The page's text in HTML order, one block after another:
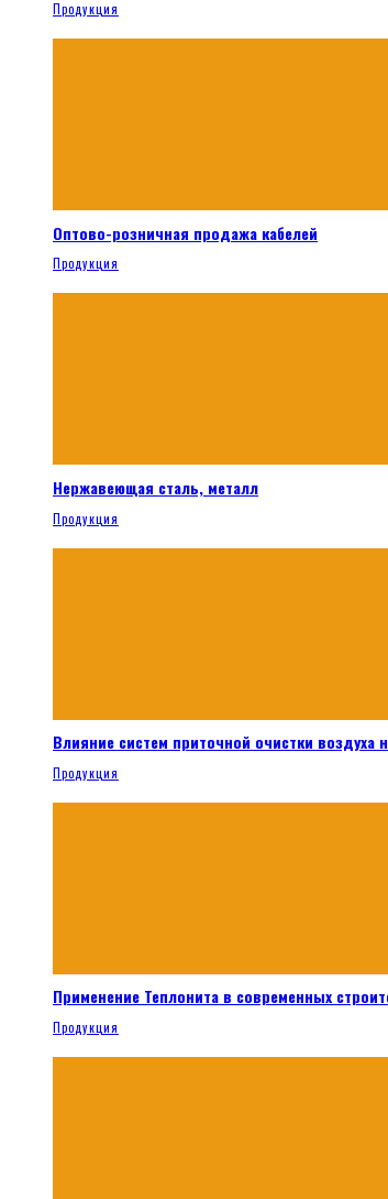
Продукция
Оптово-розничная продажа кабелей
Продукция
Нержавеющая сталь, металл
Продукция
Влияние систем приточной очистки воздуха
Продукция
Применение Теплонита в современных
Продукция